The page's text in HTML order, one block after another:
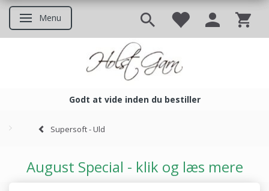
Skifte navigation
Menu
Godt at vide inden du bestiller
Supersoft - Uld
August Special - klik og læs mere